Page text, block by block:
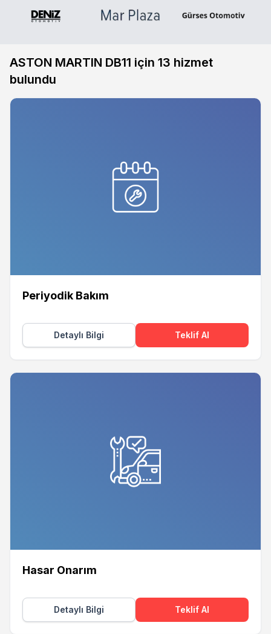
ASTON MARTIN DB11 için 13 hizmet
bulundu
Periyodik Bakım
Detaylı Bilgi Teklif Al
Hasar Onarım
Detaylı Bilgi Teklif Al